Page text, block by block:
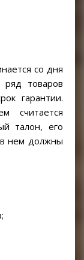
со дня
товаров
гарантии.
считается
талон, его
нем должны